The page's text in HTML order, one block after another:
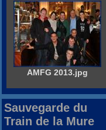
AMFG 2013.jpg
Sauvegarde du
Train de la Mure